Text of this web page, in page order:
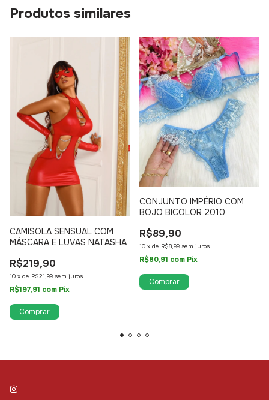
Produtos similares
CAMISOLA SENSUAL COM
MÁSCARA E LUVAS NATASHA
R$219,90
10 x de R$21,99 sem juros
R$197,91 com Pix
Comprar
CONJUNTO IMPÉRIO COM
BOJO BICOLOR 2010
R$89,90
10 x de R$8,99 sem juros
R$80,91 com Pix
Comprar